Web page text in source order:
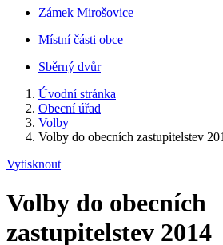
Zámek Mirošovice
Místní části obce
Sběrný dvůr
Úvodní stránka
Obecní úřad
Volby
Volby do obecních zastupitelstev
Vytisknout
Volby do obecních
zastupitelstev 2014